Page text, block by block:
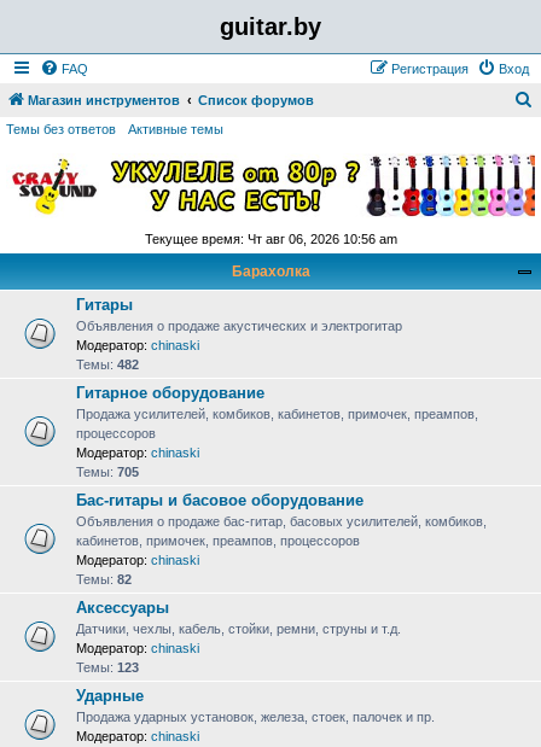
guitar.by
FAQ Вход
Регистрация
Магазин инструментов Список форумов
и
с
к
Темы без ответов Активные темы
Текущее время: Чт авг 06, 2026 10:56 am
Барахолка
Гитары
Объявления о продаже акустических и электрогитар
Модератор: chinaski
Темы: 482
Гитарное оборудование
Продажа усилителей, комбиков, кабинетов, примочек, преампов,
процессоров
Модератор: chinaski
Темы: 705
Бас-гитары и басовое оборудование
Объявления о продаже бас-гитар, басовых усилителей, комбиков,
кабинетов, примочек, преампов, процессоров
Модератор: chinaski
Темы: 82
Аксессуары
Датчики, чехлы, кабель, стойки, ремни, струны и т.д.
Модератор: chinaski
Темы: 123
Ударные
Продажа ударных установок, железа, стоек, палочек и пр.
Модератор: chinaski